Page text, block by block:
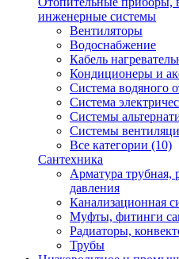
инженерные системы
Вентиляторы
Водоснабжение
Кабель
Кондиционеры и
Система водяного
Система
Системы
Системы
Все категории (10)
Сантехника
Арматура трубная,
давления
Канализационная
Муфты, фитинги
Радиаторы,
Трубы